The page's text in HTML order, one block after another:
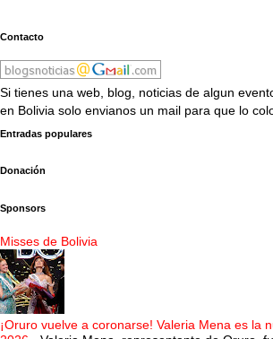
Contacto
Si tienes una web, blog, noticias de algun
en Bolivia solo envianos un mail para que lo
Entradas populares
Donación
Sponsors
Misses de Bolivia
¡Oruro vuelve a coronarse! Valeria Mena es la